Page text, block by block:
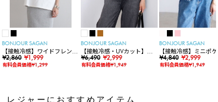
BONJOUR SAGAN
【接触冷感】ワイドフレンチ
スリーブTシャツ
¥2,860 ¥1,999
有料会員価格¥1,299
BONJOUR SAGAN
【接触冷感・UVカット】シ
ャーリングスキッパートップ
ス
¥6,490 ¥2,999
有料会員価格¥1,949
BONJOUR SAGAN
【接触冷感】ミニポ
袖ニットカーディガン
¥4,840 ¥2,999
有料会員価格¥1,949
レジャーにおすすめアイテム